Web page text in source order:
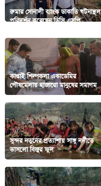
রুমার সোনালী ব্যাংক ডাকাতি ঘটনাস্থল
পরিদর্শন ক‌রে‌ছেন ডিসি এসপি
কাপ্তাই শিল্পকলা একাডেমির
পৌষমেলায় হাজারো মানুষের সমাগম
সুন্দর নতুনের প্রত্যাশায় সাঙ্গু নদীতে
ভাসলো বিজুর ফুল